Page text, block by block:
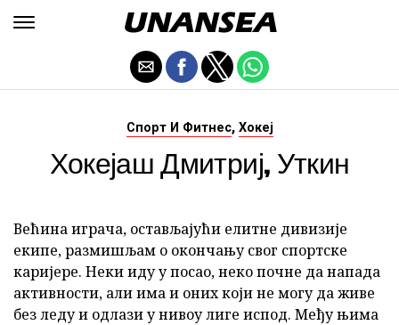
Спорт И Фитнес, Хокеј
Хокејаш Дмитриј, Уткин
Већина играча, остављајући елитне дивизије
екипе, размишљам о окончању свог спортске
каријере. Неки иду у посао, неко почне да напада
активности, али има и оних који не могу да живе
без леду и одлази у нивоу лиге испод. Међу њима